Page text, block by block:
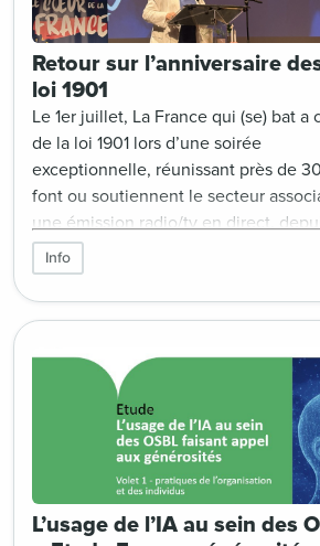
Retour sur l’anniversaire
loi 1901
Le 1er juillet, La France qui (se) bat a
de la loi 1901 lors d’une soirée
exceptionnelle, réunissant près de
font ou soutiennent le secteur
une émission radio/tv en direct,
Métallos, à Paris.
Info
L’usage de l’IA au sein des